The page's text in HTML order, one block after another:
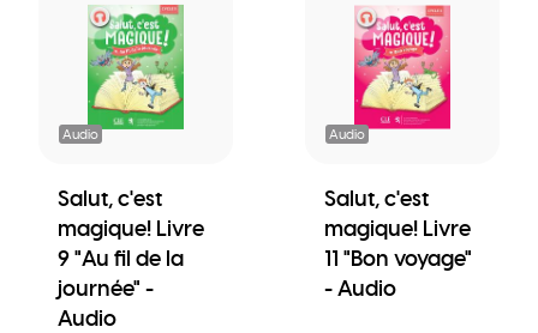
Audio
Salut, c'est
magique! Livre
9 "Au fil de la
journée" -
Audio
Audio
Salut, c'est
magique! Livre
11 "Bon voyage"
- Audio